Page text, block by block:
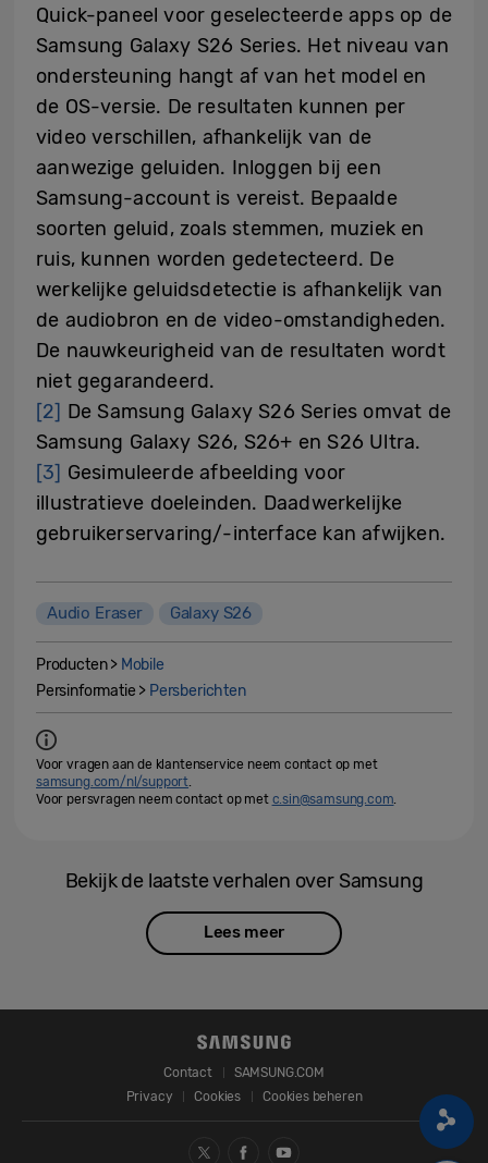
Quick-paneel voor geselecteerde apps op de
Samsung Galaxy S26 Series. Het niveau van
ondersteuning hangt af van het model en
de OS-versie. De resultaten kunnen per
video verschillen, afhankelijk van de
aanwezige geluiden. Inloggen bij een
Samsung-account is vereist. Bepaalde
soorten geluid, zoals stemmen, muziek en
ruis, kunnen worden gedetecteerd. De
werkelijke geluidsdetectie is afhankelijk van
de audiobron en de video-omstandigheden.
De nauwkeurigheid van de resultaten wordt
niet gegarandeerd.
[2] De Samsung Galaxy S26 Series omvat de
Samsung Galaxy S26, S26+ en S26 Ultra.
[3] Gesimuleerde afbeelding voor
illustratieve doeleinden. Daadwerkelijke
gebruikerservaring/-interface kan afwijken.
Audio Eraser Galaxy S26
Producten > Mobile
Persinformatie > Persberichten
Voor vragen aan de klantenservice neem contact op met
samsung.com/nl/support.
Voor persvragen neem contact op met c.sin@samsung.com.
Bekijk de laatste verhalen over Samsung
Lees meer
Contact
SAMSUNG.COM
Privacy
Cookies Cookies beheren